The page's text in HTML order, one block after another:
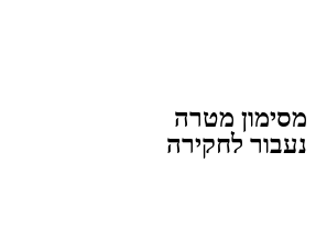
מסימון מטרה
נעבור לחקירה